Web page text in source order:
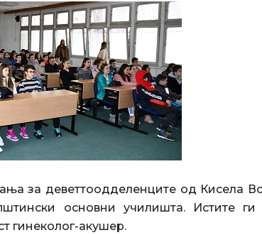
за деветтоодделенците од Кисела
основни училишта. Истите
гинеколог-акушер.